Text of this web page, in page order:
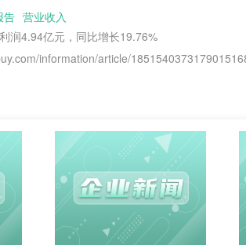
告 营业收入
润4.94亿元，同比增长19.76%
information/article/